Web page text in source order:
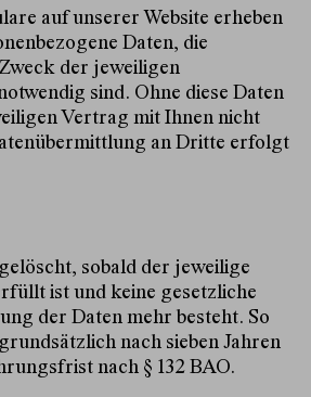
auf unserer Website erheben
Daten, die
der jeweiligen
sind. Ohne diese Daten
Vertrag mit Ihnen nicht
an Dritte erfolgt
sobald der jeweilige
ist und keine gesetzliche
der Daten mehr besteht. So
nach sieben Jahren
nach § 132 BAO.